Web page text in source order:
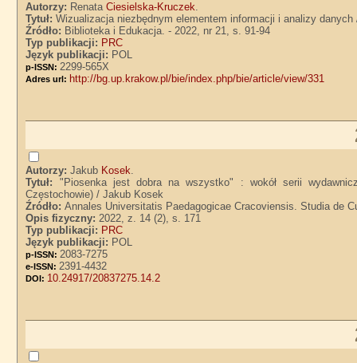
Autorzy: RenataCiesielska-Kruczek.
Tytuł:Wizualizacja niezbędnym elementem informacji i analizy
Źródło: Biblioteka i Edukacja. - 2022, nr 21, s. 91-94
Typ publikacji: PRC
Język publikacji: POL
p-ISSN: 2299-565X
Adres url: http://bg.up.krakow.pl/bie/index.php/bie/article/view/331
Autorzy:Jakub Kosek.
Tytuł: "Piosenka jest dobra na wszystko" : wokół serii
Częstochowie) / Jakub Kosek
Źródło:Annales Universitatis Paedagogicae Cracoviensis. Studia de
Opis fizyczny:2022, z. 14 (2), s. 171
Typ publikacji: PRC
Język publikacji: POL
p-ISSN: 2083-7275
e-ISSN: 2391-4432
DOI: 10.24917/20837275.14.2